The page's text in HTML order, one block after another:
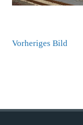
Vorheriges Bild